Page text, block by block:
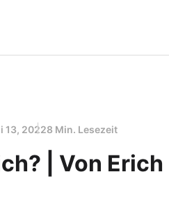
13, 20228 Min. Lesezeit
| Von Erich